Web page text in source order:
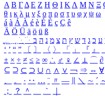
Α Β ΓΔ Ε Ζ Η Θ Ι ΚΛ Μ Ν Ξ
θ ι κ λ μ ν ξ ο π ρ σ τ υ φ χ ψ ω
á à Á À é è É È ç Ç ê
Ä Ö Ü ä ö ü ß
ִֶֹ ֻּ ׁׂ ע כ ג ד ש ץ ת צ מ נ ה ב
‘ ’ “ ” 〔 〕 〈 〉 「 」 『 』
± × ÷ ≠ ≤ ≥ ∞ ∴ ♂ ♀ ∠ ⊥ ⌒ ∂
⊆ ⊇ ⊂ ⊃ ∪ ∩ ∧ ∨ ￢ ⇒ ⇔ ∀
、
。 · ‥ … ¨ 〃 ― ＼ ∼ ´
；
？ ＾ ｀